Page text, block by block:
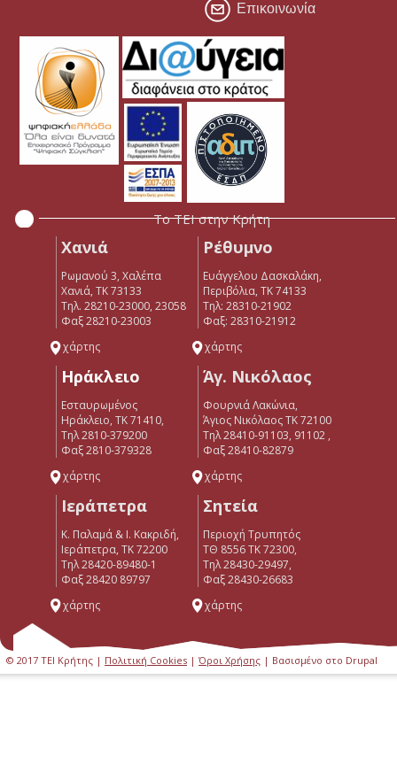
Επικοινωνία
Το ΤΕΙ στην Κρήτη
Χανιά
Ρωμανού 3, Χαλέπα
Χανιά, ΤΚ 73133
Τηλ. 28210-23000, 23058
Φαξ 28210-23003
χάρτης
Ρέθυμνο
Ευάγγελου Δασκαλάκη,
Περιβόλια, ΤΚ 74133
Tηλ: 28310-21902
Φαξ: 28310-21912
χάρτης
Ηράκλειο
Εσταυρωμένος
Ηράκλειο, ΤΚ 71410,
Τηλ 2810-379200
Φαξ 2810-379328
χάρτης
Άγ. Νικόλαος
Φουρνιά Λακώνια,
Άγιος Νικόλαος ΤΚ 72100
Τηλ 28410-91103, 91102 ,
Φαξ 28410-82879
χάρτης
Ιεράπετρα
Κ. Παλαμά & Ι. Κακριδή,
Ιεράπετρα, ΤΚ 72200
Tηλ 28420-89480-1
Φαξ 28420 89797
χάρτης
Σητεία
Περιοχή Τρυπητός
ΤΘ 8556 ΤΚ 72300,
Τηλ 28430-29497,
Φαξ 28430-26683
χάρτης
© 2017 ΤΕΙ Κρήτης | Πολιτική Cookies | Όροι Χρήσης | Βασισμένο στο Drupal